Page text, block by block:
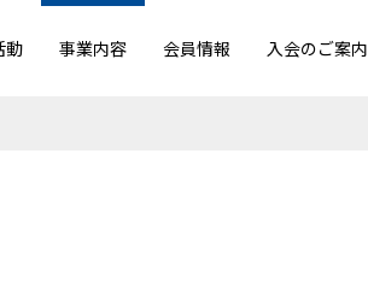
動 事業内容 会員情報 入会のご案内